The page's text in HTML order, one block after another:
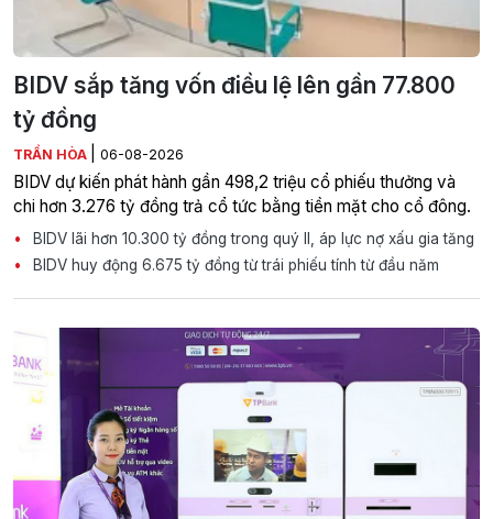
BIDV sắp tăng vốn điều lệ lên gần 77.800
tỷ đồng
TRẦN HÒA 06-08-2026
BIDV dự kiến phát hành gần 498,2 triệu cổ phiếu thưởng và
chi hơn 3.276 tỷ đồng trả cổ tức bằng tiền mặt cho cổ đông.
BIDV lãi hơn 10.300 tỷ đồng trong quý II, áp lực nợ xấu gia tăng
BIDV huy động 6.675 tỷ đồng từ trái phiếu tính từ đầu năm